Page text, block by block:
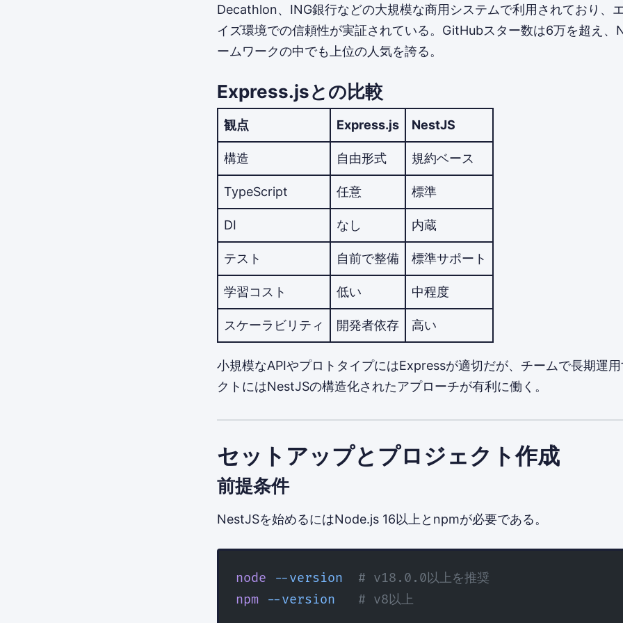
Decathlon、ING銀行などの大規模な商用システムで利用されており、
イズ環境での信頼性が実証されている。GitHubスター数は6万を超え、
ームワークの中でも上位の人気を誇る。
Express.jsとの比較
観点 Express.js NestJS
構造 自由形式 規約ベース
TypeScript 任意 標準
DI なし 内蔵
テスト 自前で整備 標準サポート
学習コスト 低い 中程度
スケーラビリティ 開発者依存 高い
小規模なAPIやプロトタイプにはExpressが適切だが、チームで長期運
クトにはNestJSの構造化されたアプローチが有利に働く。
セットアップとプロジェクト作成
前提条件
NestJSを始めるにはNode.js 16以上とnpmが必要である。
node --version
  # v18.0.0以上を推奨
npm --version
   # v8以上